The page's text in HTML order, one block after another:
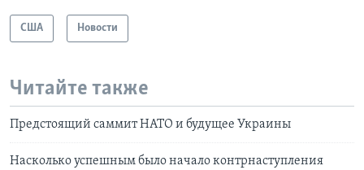
США Новости
Читайте также
Предстоящий саммит НАТО и будущее Украины
Насколько успешным было начало контрнаступления